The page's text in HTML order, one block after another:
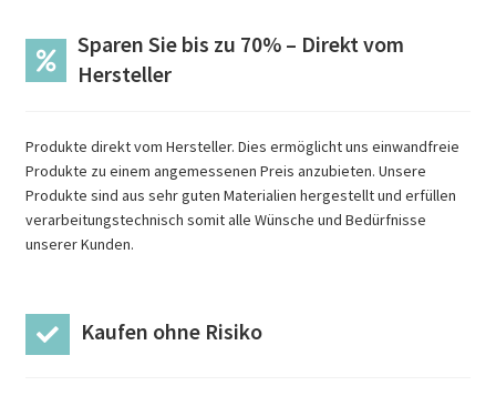
Sparen Sie bis zu 70% – Direkt vom
Hersteller
Produkte direkt vom Hersteller. Dies ermöglicht uns einwandfreie
Produkte zu einem angemessenen Preis anzubieten. Unsere
Produkte sind aus sehr guten Materialien hergestellt und erfüllen
verarbeitungstechnisch somit alle Wünsche und Bedürfnisse
unserer Kunden.
Kaufen ohne Risiko